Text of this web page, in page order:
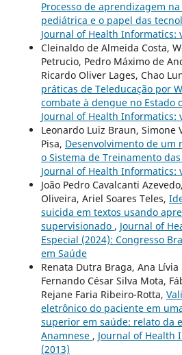
Processo de aprendizagem
pediátrica e o papel das
Journal of Health Informatics:
Cleinaldo de Almeida Costa,
Petrucio, Pedro Máximo de
Ricardo Oliver Lages, Chao
práticas de Teleducação por
combate à dengue no Estado
Journal of Health Informatics:
Leonardo Luiz Braun, Simone
Pisa, Desenvolvimento de um
o Sistema de Treinamento
Journal of Health Informatics:
João Pedro Cavalcanti
Oliveira, Ariel Soares Teles,
suicida em textos usando
supervisionado , Journal of
Especial (2024): Congresso
em Saúde
Renata Dutra Braga, Ana
Fernando César Silva Mota,
Rejane Faria Ribeiro-Rotta,
eletrônico do paciente em
superior em saúde: relato da
Anamnese , Journal of Health
(2013)